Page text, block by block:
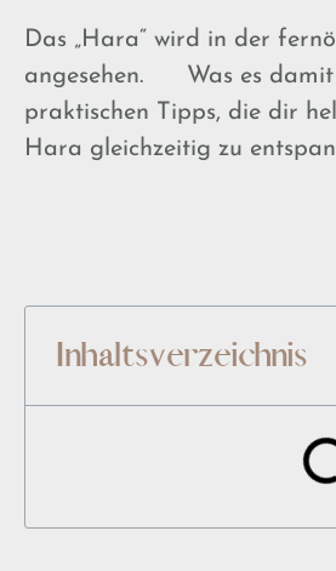
Das „Hara“ wird in der
angesehen. Was es damit
praktischen Tipps, die dir
Hara gleichzeitig zu
Inhaltsverzeichnis